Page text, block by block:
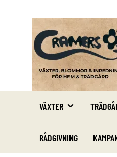
VÄXTER
RÅDGIVNING